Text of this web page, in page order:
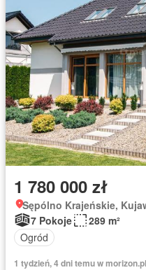
1 780 000 zł
Sępólno Krajeńskie,
7 Pokoje
289 m²
Ogród
1 tydzień, 4 dni temu w